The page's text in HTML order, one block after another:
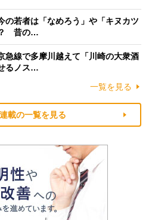
の若者は「なめろう」や「キヌカツ
？ 昔の…
急線で多摩川越えて「川崎の大衆酒
るノス…
一覧を見る
載の一覧を見る